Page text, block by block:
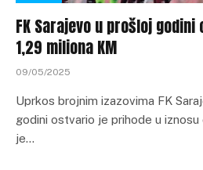
FK Sarajevo u prošloj
1,29 miliona KM
09/05/2025
Uprkos brojnim izazovima FK
godini ostvario je prihode u
je…